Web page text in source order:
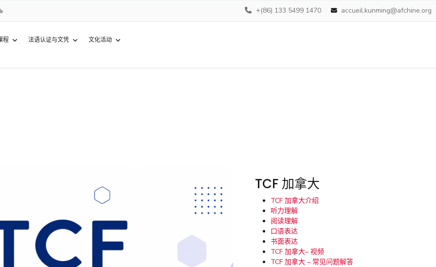
+(86) 133 5499 1470 accueil.kunming@afchine.org
程 法语认证与文凭 文化活动
TCF 加拿大
TCF 加拿大介绍
听力理解
阅读理解
口语表达
书面表达
TCF 加拿大– 视频
TCF 加拿大 – 常见问题解答